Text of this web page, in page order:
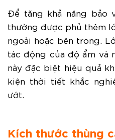
Để tăng khả năng bảo
thường được phủ thêm
ngoài hoặc bên trong.
tác động của độ ẩm và
này đặc biệt hiệu quả
kiện thời tiết khắc
ướt.
Kích thước thùng